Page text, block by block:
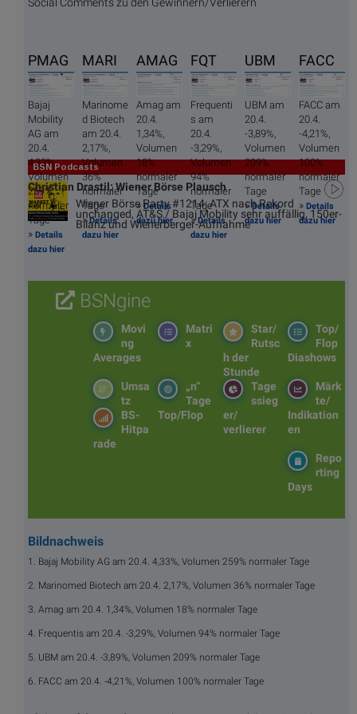
PMAG
Bajaj
Mobility
AG am
20.4.
4,33%,
Volumen
259%
normaler
Tage
» Details
dazu hier
MARI
Marinome
d Biotech
am 20.4.
2,17%,
Volumen
36%
normaler
Tage
»Details
dazu hier
AMAG
Amag am
20.4.
1,34%,
Volumen
18%
normaler
Tage
» Details
dazu hier
FQT
Frequenti
s am
20.4.
-3,29%,
Volumen
94%
normaler
Tage
»Details
dazu hier
UBM
UBM am
20.4.
-3,89%,
Volumen
209%
normaler
Tage
»Details
dazu hier
FACC
FACC am
20.4.
-4,21%,
Volumen
100%
normaler
Tage
» Details
dazu hier
BSN Podcasts
Christian Drastil: Wiener Börse Plausch
Wiener Börse Party #1214: ATX nach Rekord
unchanged, AT&S / Bajaj Mobility sehr auffällig, 150er-
Bilanz und Wienerberger-Aufnahme
BSNgine
Top/
Flop
Diashows
Star/
Rutsc
h der
Stunde
Matri
x
Movi
ng
Averages
Märk
te/
Indikation
en
Tage
ssieg
er/
verlierer
„n“
Tage
Top/Flop
Umsa
tz
BS-
Hitpa
rade
Repo
rting
Days
Bildnachweis
1. Bajaj Mobility AG am 20.4. 4,33%, Volumen 259% normaler Tage
2. Marinomed Biotech am 20.4. 2,17%, Volumen 36% normaler Tage
3. Amag am 20.4. 1,34%, Volumen 18% normaler Tage
4. Frequentis am 20.4. -3,29%, Volumen 94% normaler Tage
5. UBM am 20.4. -3,89%, Volumen 209% normaler Tage
6. FACC am 20.4. -4,21%, Volumen 100% normaler Tage